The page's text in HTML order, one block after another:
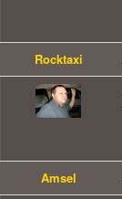
Rocktaxi
Amsel